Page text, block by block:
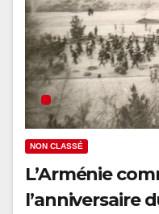
NON CLASSÉ
L’Arménie
l’anniversaire